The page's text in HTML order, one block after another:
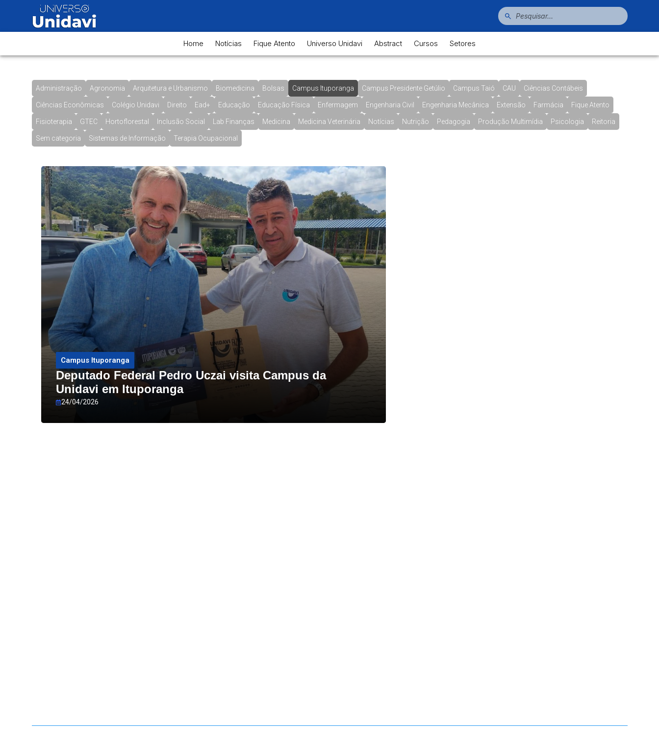
Home Notícias Fique Atento Universo Unidavi Abstract Cursos Setores
Administração Agronomia Arquitetura e Urbanismo Biomedicina Bolsas Campus Ituporanga Campus Presidente Getúlio Campus Taió CAU Ciências Contábeis
Ciências Econômicas Colégio Unidavi Direito Ead+ Educação Educação Física Enfermagem Engenharia Civil Engenharia Mecânica Extensão Farmácia Fique Atento
Fisioterapia GTEC Hortoflorestal Inclusão Social Lab Finanças Medicina Medicina Veterinária Notícias Nutrição Pedagogia Produção Multimídia Psicologia Reitoria
Sem categoria Sistemas de Informação Terapia Ocupacional
Campus Ituporanga
Deputado Federal Pedro Uczai visita Campus da
Unidavi em Ituporanga
24/04/2026